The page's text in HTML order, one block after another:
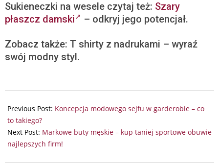
Sukieneczki na wesele czytaj też: Szary
płaszcz damski
– odkryj jego potencjał.
Zobacz także: T shirty z nadrukami – wyraź
swój modny styl.
11-
04
Previous Post: Koncepcja modowego sejfu w garderobie – co
to takiego?
Next Post: Markowe buty męskie – kup taniej sportowe obuwie
najlepszych firm!